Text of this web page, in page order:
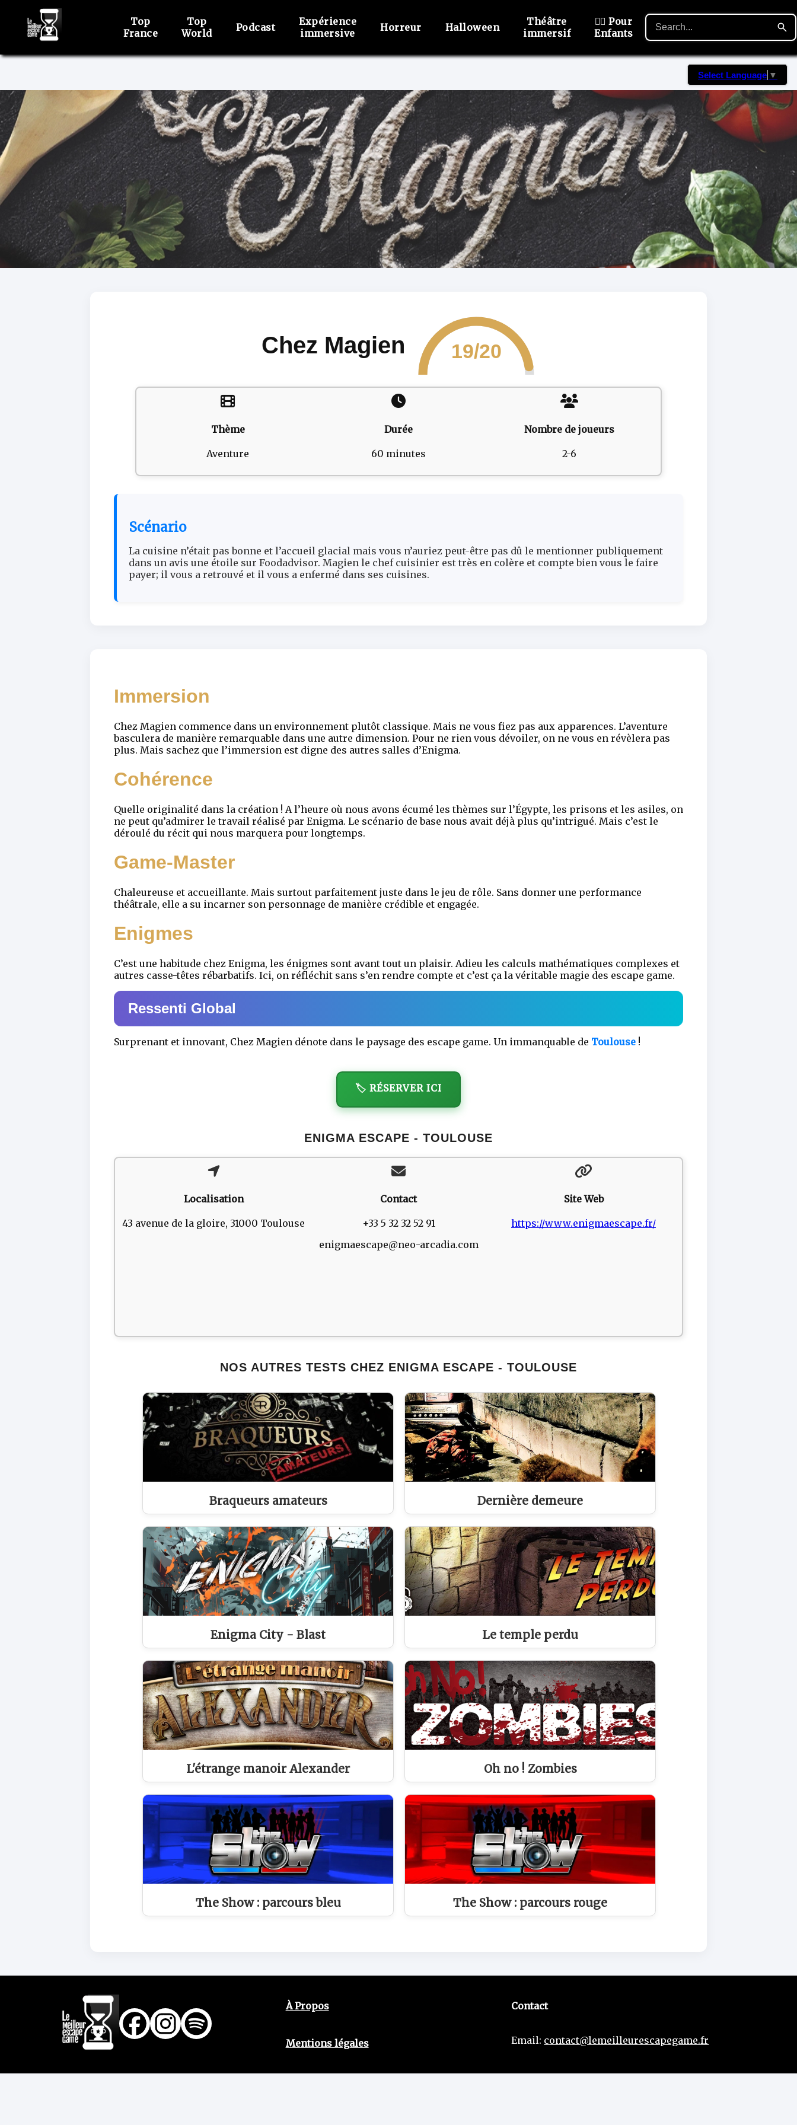
Top
France
Top
World
Podcast
Expérience
immersive
Horreur Halloween
Théâtre
immersif
🙋‍♂️ Pour
Enfants
Select Language ▼
Chez Magien 19/20
Thème
Aventure
Durée
60 minutes
Nombre de joueurs
2-6
Scénario
La cuisine n’était pas bonne et l’accueil glacial mais vous n’auriez peut-être pas dû le mentionner publiquement
dans un avis une étoile sur Foodadvisor. Magien le chef cuisinier est très en colère et compte bien vous le faire
payer; il vous a retrouvé et il vous a enfermé dans ses cuisines.
Immersion
Chez Magien commence dans un environnement plutôt classique. Mais ne vous fiez pas aux apparences. L’aventure
basculera de manière remarquable dans une autre dimension. Pour ne rien vous dévoiler, on ne vous en révèlera pas
plus. Mais sachez que l’immersion est digne des autres salles d’Enigma.
Cohérence
Quelle originalité dans la création ! A l’heure où nous avons écumé les thèmes sur l’Égypte, les prisons et les asiles, on
ne peut qu’admirer le travail réalisé par Enigma. Le scénario de base nous avait déjà plus qu’intrigué. Mais c’est le
déroulé du récit qui nous marquera pour longtemps.
Game-Master
Chaleureuse et accueillante. Mais surtout parfaitement juste dans le jeu de rôle. Sans donner une performance
théâtrale, elle a su incarner son personnage de manière crédible et engagée.
Enigmes
C’est une habitude chez Enigma, les énigmes sont avant tout un plaisir. Adieu les calculs mathématiques complexes et
autres casse-têtes rébarbatifs. Ici, on réfléchit sans s’en rendre compte et c’est ça la véritable magie des escape game.
Ressenti Global
Surprenant et innovant, Chez Magien dénote dans le paysage des escape game. Un immanquable de Toulouse !
🏷️ RÉSERVER ICI
ENIGMA ESCAPE - TOULOUSE
Localisation
43 avenue de la gloire, 31000 Toulouse
Contact
+33 5 32 32 52 91
enigmaescape@neo-arcadia.com
Site Web
https://www.enigmaescape.fr/
NOS AUTRES TESTS CHEZ ENIGMA ESCAPE - TOULOUSE
Braqueurs amateurs Dernière demeure
Enigma City - Blast Le temple perdu
L'étrange manoir Alexander Oh no ! Zombies
The Show : parcours bleu The Show : parcours rouge
À Propos
Mentions légales
Contact
Email: contact@lemeilleurescapegame.fr